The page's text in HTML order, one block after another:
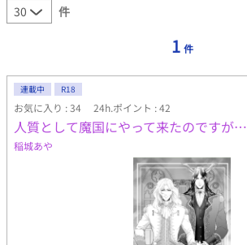
件
1 件
連載中 R18
お気に入り : 34 24h.ポイント : 42
人質として魔国にやって来たのですが…
稲城あや